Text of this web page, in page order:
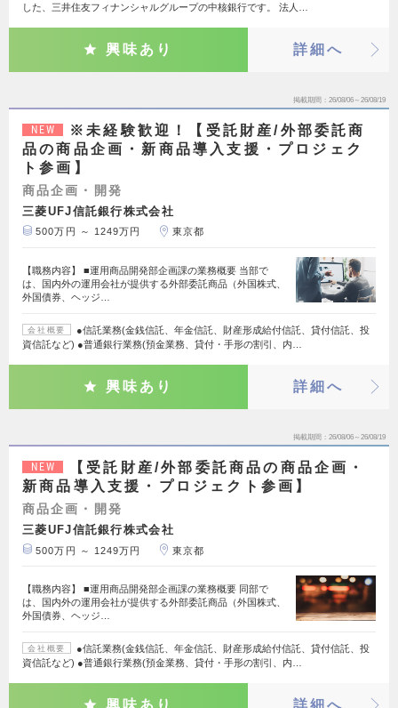
した、三井住友フィナンシャルグループの中核銀行です。 法人…
興味あり 詳細へ
掲載期間 26/08/06～26/08/19
NEW
※未経験歓迎！【受託財産/外部委託商
品の商品企画・新商品導入支援・プロジェク
ト参画】
商品企画・開発
三菱UFJ信託銀行株式会社
500万円 ～ 1249万円 東京都
【職務内容】 ■運用商品開発部企画課の業務概要 当部で
は、国内外の運用会社が提供する外部委託商品（外国株式、
外国債券、ヘッジ…
会社概要
●信託業務(金銭信託、年金信託、財産形成給付信託、貸付信託、投
資信託など) ●普通銀行業務(預金業務、貸付・手形の割引、内…
興味あり 詳細へ
掲載期間 26/08/06～26/08/19
NEW
【受託財産/外部委託商品の商品企画・
新商品導入支援・プロジェクト参画】
商品企画・開発
三菱UFJ信託銀行株式会社
500万円 ～ 1249万円 東京都
【職務内容】 ■運用商品開発部企画課の業務概要 同部で
は、国内外の運用会社が提供する外部委託商品（外国株式、
外国債券、ヘッジ…
会社概要
●信託業務(金銭信託、年金信託、財産形成給付信託、貸付信託、投
資信託など) ●普通銀行業務(預金業務、貸付・手形の割引、内…